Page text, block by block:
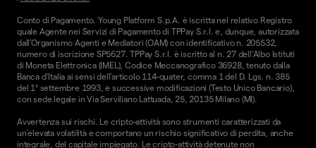
Conto di Pagamento. Young Platform S.p.A. è iscritta nel relativo Registro
quale Agente nei Servizi di Pagamento di TPPay S.r.l. e, dunque, autorizzata
dall’Organismo Agenti e Mediatori (OAM) con identificativo n. 205532,
numero di iscrizione SP5627. TPPay S.r.l. è iscritto al n. 27 dell’Albo Istituti
di Moneta Elettronica (IMEL), Codice Meccanografico 36928, tenuto dalla
Banca d’Italia ai sensi dell’articolo 114-quater, comma 1 del D. Lgs. n. 385
del 1° settembre 1993, e successive modificazioni (Testo Unico Bancario),
con sede legale in Via Serviliano Lattuada, 25, 20135 Milano (MI).
Avvertenza sui rischi. Le cripto-attività sono strumenti caratterizzati da
un'elevata volatilità e comportano un rischio significativo di perdita, anche
integrale, del capitale impiegato. Le cripto-attività detenute non